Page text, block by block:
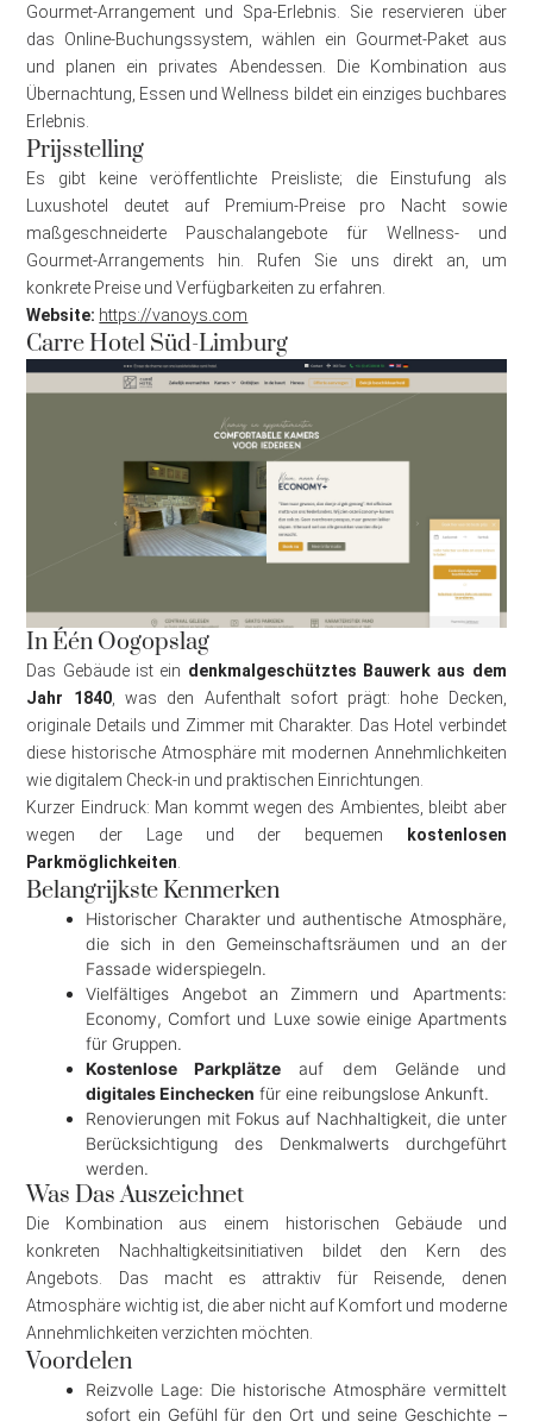
Gourmet-Arrangement und Spa-Erlebnis. Sie reservieren über
das Online-Buchungssystem, wählen ein Gourmet-Paket aus
und planen ein privates Abendessen. Die Kombination aus
Übernachtung, Essen und Wellness bildet ein einziges buchbares
Erlebnis.
Prijsstelling
Es gibt keine veröffentlichte Preisliste; die Einstufung als
Luxushotel deutet auf Premium-Preise pro Nacht sowie
maßgeschneiderte Pauschalangebote für Wellness- und
Gourmet-Arrangements hin. Rufen Sie uns direkt an, um
konkrete Preise und Verfügbarkeiten zu erfahren.
Website: https://vanoys.com
Carre Hotel Süd-Limburg
In Één Oogopslag
Das Gebäude ist ein denkmalgeschütztes Bauwerk aus dem
Jahr 1840, was den Aufenthalt sofort prägt: hohe Decken,
originale Details und Zimmer mit Charakter. Das Hotel verbindet
diese historische Atmosphäre mit modernen Annehmlichkeiten
wie digitalem Check-in und praktischen Einrichtungen.
Kurzer Eindruck: Man kommt wegen des Ambientes, bleibt aber
wegen der Lage und der bequemen
kostenlosen
Parkmöglichkeiten.
Belangrijkste Kenmerken
Historischer Charakter und authentische Atmosphäre,
die sich in den Gemeinschaftsräumen und an der
Fassade widerspiegeln.
Vielfältiges Angebot an Zimmern und Apartments:
Economy, Comfort und Luxe sowie einige Apartments
für Gruppen.
Kostenlose Parkplätze auf dem Gelände und
digitales Einchecken für eine reibungslose Ankunft.
Renovierungen mit Fokus auf Nachhaltigkeit, die unter
Berücksichtigung des Denkmalwerts durchgeführt
werden.
Was Das Auszeichnet
Die Kombination aus einem historischen Gebäude und
konkreten Nachhaltigkeitsinitiativen bildet den Kern des
Angebots. Das macht es attraktiv für Reisende, denen
Atmosphäre wichtig ist, die aber nicht auf Komfort und moderne
Annehmlichkeiten verzichten möchten.
Voordelen
Reizvolle Lage: Die historische Atmosphäre vermittelt
sofort ein Gefühl für den Ort und seine Geschichte –